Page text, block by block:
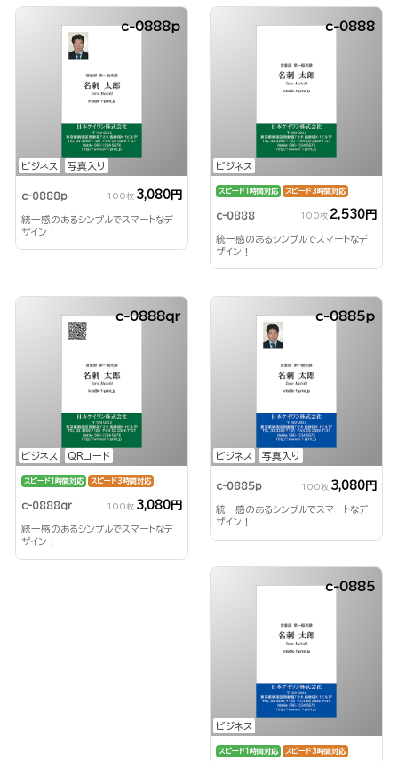
ビジネス 写真入り
c-0888p
c-0888p 100枚 3,080円
統一感のあるシンプルでスマートなデ
ザイン！
ビジネス
c-0888
スピード1時間対応 スピード3時間対応
c-0888 100枚 2,530円
統一感のあるシンプルでスマートなデ
ザイン！
ビジネス QRコード
c-0888qr
スピード1時間対応 スピード3時間対応
c-0888qr 100枚 3,080円
統一感のあるシンプルでスマートなデ
ザイン！
ビジネス 写真入り
c-0885p
c-0885p 100枚 3,080円
統一感のあるシンプルでスマートなデ
ザイン！
ビジネス
c-0885
スピード1時間対応 スピード3時間対応